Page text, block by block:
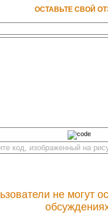
ОСТАВЬТЕ СВОЙ
не могут